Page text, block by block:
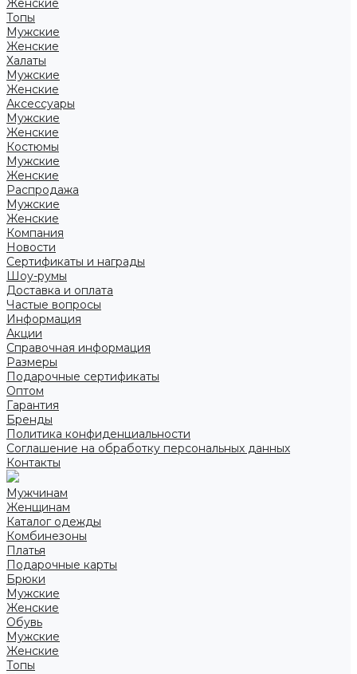
Женские
Топы
Мужские
Женские
Халаты
Мужские
Женские
Аксессуары
Мужские
Женские
Костюмы
Мужские
Женские
Распродажа
Мужские
Женские
Компания
Новости
Сертификаты и награды
Шоу-румы
Доставка и оплата
Частые вопросы
Информация
Акции
Справочная информация
Размеры
Подарочные сертификаты
Оптом
Гарантия
Бренды
Политика конфиденциальности
Соглашение на обработку персональных данных
Контакты
Мужчинам
Женщинам
Каталог одежды
Комбинезоны
Платья
Подарочные карты
Брюки
Мужские
Женские
Обувь
Мужские
Женские
Топы